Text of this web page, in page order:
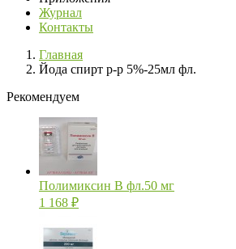
Журнал
Контакты
Главная
Йода спирт р-р 5%-25мл фл.
Рекомендуем
Полимиксин В фл.50 мг
1 168 ₽